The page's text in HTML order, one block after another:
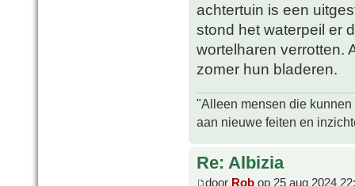
achtertuin is een
stond het waterpeil er
wortelharen verrotten.
zomer hun bladeren.
"Alleen mensen die
aan nieuwe feiten en
Re: Albizia
door Rob op 25 aug 2024